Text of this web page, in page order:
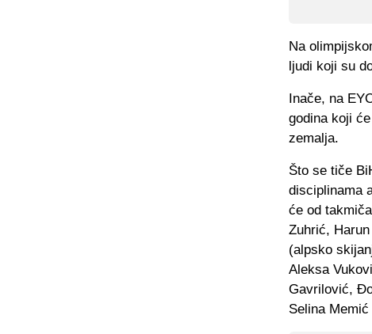
Na
ljudi koji su
Inače, na
godina koji
zemalja.
Što se tiče
disciplinama
će od
Zuhrić,
(alpsko
Aleksa
Gavrilović,
Selina